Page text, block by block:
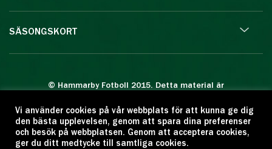
SÄSONGSKORT
© Hammarby Fotboll 2015. Detta material är
Eftertryck eller annan kopiering är förbjuden.
Citera oss gärna men ange källan:
www.hammarbyfotboll.se. Ansvarig utgivare:
Vi använder cookies på vår webbplats för att kunna ge dig
den bästa upplevelsen, genom att spara dina preferenser
och besök på webbplatsen. Genom att acceptera cookies,
ger du ditt medtycke till samtliga cookies.